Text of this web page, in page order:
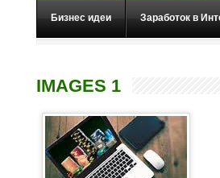
Бизнес идеи Заработок в
IMAGES 1